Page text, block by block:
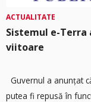
ACTUALITATE
Sistemul e-
viitoare
Guvernul a anunțat
putea fi repusă în